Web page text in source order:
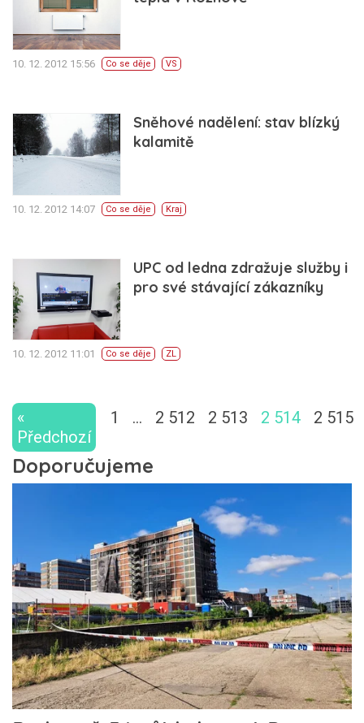
10. 12. 2012 15:56 Co se děje VS
Sněhové nadělení: stav blízký
kalamitě
10. 12. 2012 14:07 Co se děje Kraj
UPC od ledna zdražuje služby i
pro své stávající zákazníky
10. 12. 2012 11:01 Co se děje ZL
«
Předchozí
1 … 2 512 2 513 2 514 2 515